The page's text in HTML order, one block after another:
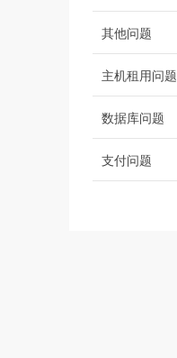
其他问题
主机租用问题
数据库问题
支付问题